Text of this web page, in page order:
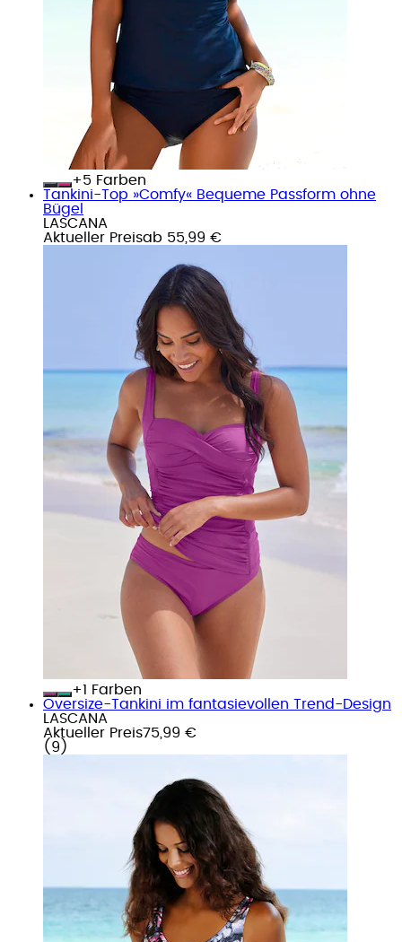
+
Farben
Tankini-Top »Comfy« Bequeme Passform ohne
Bügel
LASCANA
Aktueller Preisab 55,99 €
+
Farben
Oversize-Tankini im fantasievollen Trend-Design
LASCANA
Aktueller Preis75,99 €
( 9 )